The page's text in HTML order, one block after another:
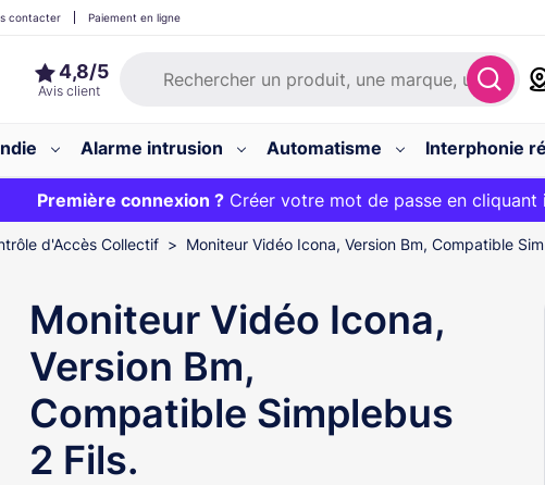
contacter Paiement en ligne
Alarme intrusion Automatisme
Interphonie
?20€ OFFERT sur votre panier et livraison 24/48h gratuite
Première connexion ?Créer votre mot de passe en
WEB :
d'Accès Collectif Moniteur Vidéo Icona, Version Bm, Compatible
Moniteur Vidéo Icona,
Version Bm,
Compatible Simplebus
2 Fils.